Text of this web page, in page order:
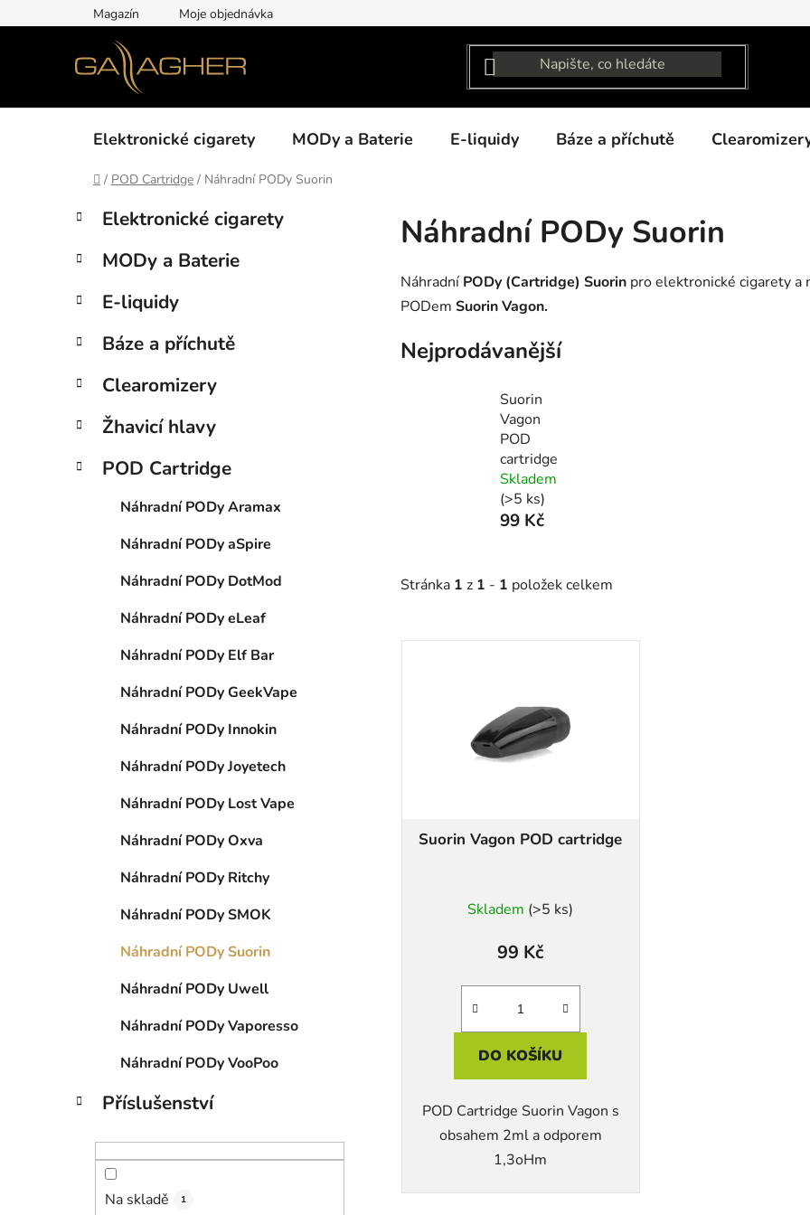
na
Magazín Moje objednávka
Elektronické cigarety MODy a Baterie E-liquidy Báze a příchutě
Domů
/ POD Cartridge / Náhradní PODy Suorin
P
s
r
n
n
í
p
n
Přeskočit
kategorie
K
a
e
o
i
Elektronické cigarety
MODy a Baterie
E-liquidy
Báze a příchutě
Clearomizery
Žhavicí hlavy
POD Cartridge
Náhradní PODy Aramax
Náhradní PODy aSpire
Náhradní PODy DotMod
Náhradní PODy eLeaf
Náhradní PODy Elf Bar
Náhradní PODy GeekVape
Náhradní PODy Innokin
Náhradní PODy Joyetech
Náhradní PODy Lost Vape
Náhradní PODy Oxva
Náhradní PODy Ritchy
Náhradní PODy SMOK
Náhradní PODy Suorin
Náhradní PODy Uwell
Náhradní PODy Vaporesso
Náhradní PODy VooPoo
Příslušenství
Na skladě 1
Náhradní PODy Suorin
Náhradní PODy (Cartridge) Suorin pro elektronické cigarety a
PODem Suorin Vagon.
Nejprodávanější
Suorin
Vagon
POD
cartridge
Skladem
(>5 ks)
99 Kč
Stránka 1 z 1 - 1 položek celkem
V
Suorin Vagon POD cartridge
Skladem (>5 ks)
99 Kč
DO KOŠÍKU
POD Cartridge Suorin Vagon s
obsahem 2ml a odporem
1,3oHm